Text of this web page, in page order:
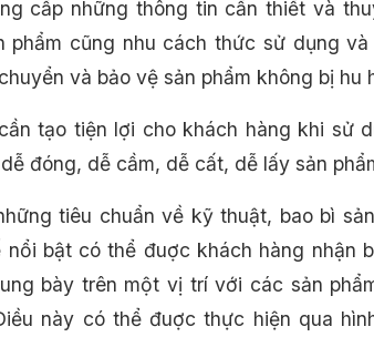
cấp những thông tin cần thiết và
phẩm cũng nhu cách thức sử dụng
và bảo vệ sản phẩm không bị hu
tạo tiện lợi cho khách hàng khi sử
đóng, dễ cầm, dễ cất, dễ lấy sản
tiêu chuẩn về kỹ thuật, bao bì
nổi bật có thể đuợc khách hàng nhận
bày trên một vị trí với các sản
này có thể đuợc thực hiện qua